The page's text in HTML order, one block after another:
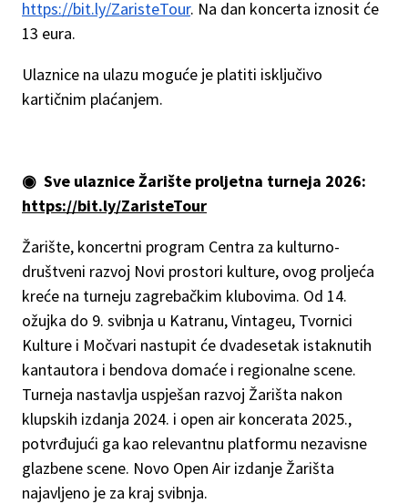
https://bit.ly/ZaristeTour. Na dan koncerta iznosit će
13 eura.
Ulaznice na ulazu moguće je platiti isključivo
kartičnim plaćanjem.
◉ Sve ulaznice Žarište proljetna turneja 2026:
https://bit.ly/ZaristeTour
Žarište, koncertni program Centra za kulturno-
društveni razvoj Novi prostori kulture, ovog proljeća
kreće na turneju zagrebačkim klubovima. Od 14.
ožujka do 9. svibnja u Katranu, Vintageu, Tvornici
Kulture i Močvari nastupit će dvadesetak istaknutih
kantautora i bendova domaće i regionalne scene.
Turneja nastavlja uspješan razvoj Žarišta nakon
klupskih izdanja 2024. i open air koncerata 2025.,
potvrđujući ga kao relevantnu platformu nezavisne
glazbene scene. Novo Open Air izdanje Žarišta
najavljeno je za kraj svibnja.